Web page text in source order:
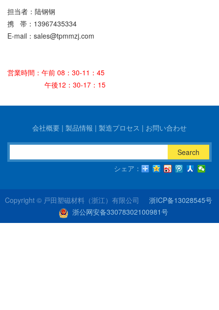
担当者：陆钢钢
携 帯：13967435334
E-mail：sales@tpmmzj.com
営業時間： 午前 08：30-11：45
午後12：30-17：15
会社概要 | 製品情報 | 製造プロセス | お問い合わせ
Search
シェア：
Copyright © 戸田塑磁材料（浙江）有限公司
浙ICP备13028545号
浙公网安备33078302100981号